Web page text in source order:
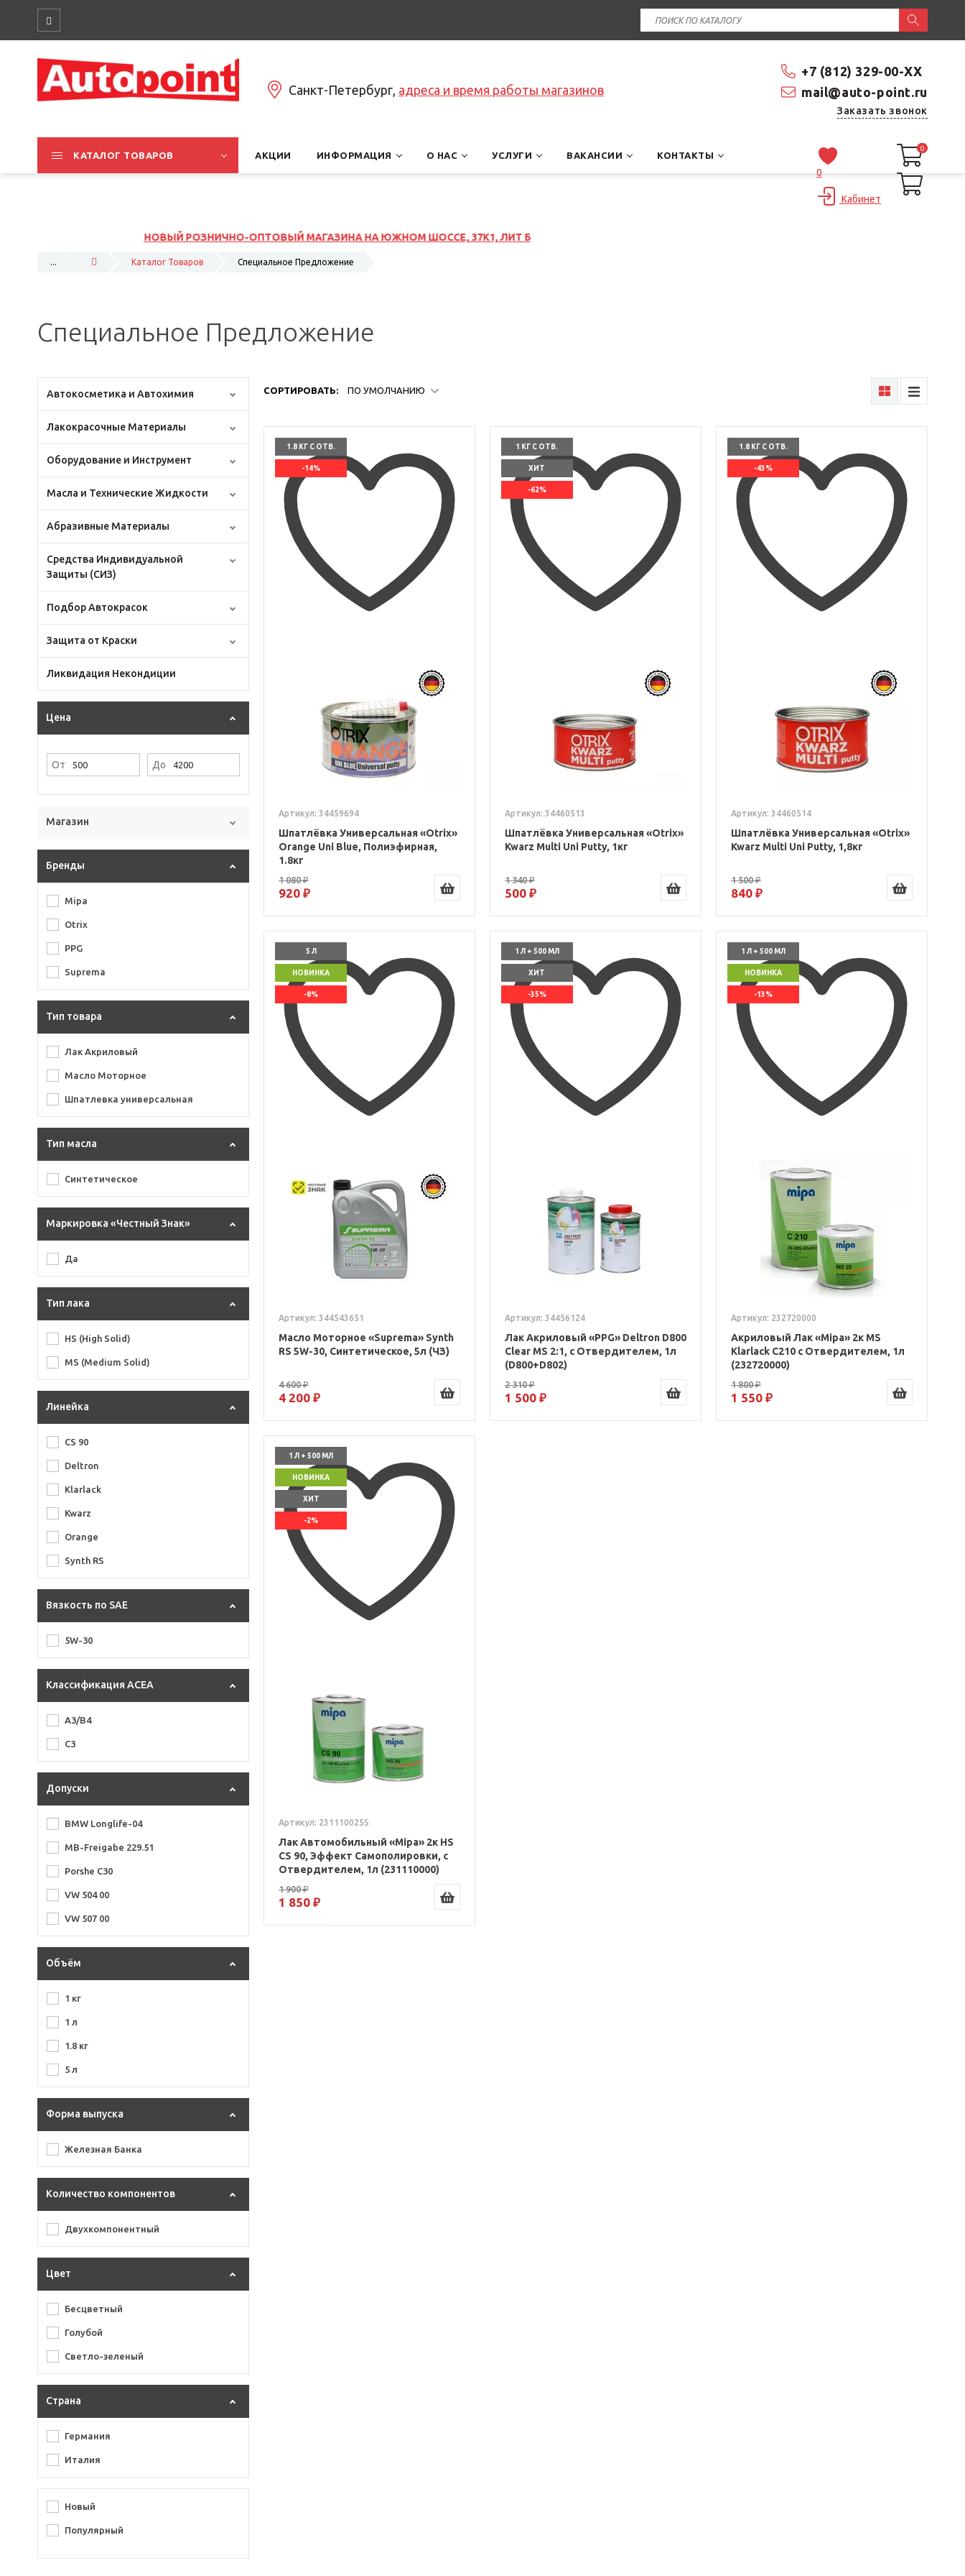
+7 (812) 329-00-XX
mail@auto-point.ru
Заказать звонок
Санкт-Петербург, адреса и время работы магазинов
КАТАЛОГ ТОВАРОВ АКЦИИ ИНФОРМАЦИЯ О НАС УСЛУГИ ВАКАНСИИ КОНТАКТЫ
0
Кабинет
0
0
ОПТОВЫЙ МАГАЗИНА НА ЮЖНОМ ШОССЕ, 37К1, ЛИТ Б
... Каталог Товаров Специальное Предложение
Специальное Предложение
Автокосметика и Автохимия
Лакокрасочные Материалы
Оборудование и Инструмент
Масла и Технические Жидкости
Абразивные Материалы
Средства Индивидуальной
Защиты (СИЗ)
Подбор Автокрасок
Защита от Краски
Ликвидация Некондиции
Цена
От До
Магазин
Бренды
Mipa
Otrix
PPG
Suprema
Тип товара
Лак Акриловый
Масло Моторное
Шпатлевка универсальная
Тип масла
Синтетическое
Маркировка «Честный Знак»
Да
Тип лака
HS (High Solid)
MS (Medium Solid)
Линейка
CS 90
Deltron
Klarlack
Kwarz
Orange
Synth RS
Вязкость по SAE
5W-30
Классификация ACEA
A3/B4
C3
Допуски
BMW Longlife-04
MB-Freigabe 229.51
Porshe C30
VW 504 00
VW 507 00
Объём
1 кг
1 л
1.8 кг
5 л
Форма выпуска
Железная Банка
Количество компонентов
Двухкомпонентный
Цвет
Бесцветный
Голубой
Светло-зеленый
Страна
Германия
Италия
Новый
Популярный
СОРТИРОВАТЬ: ПО УМОЛЧАНИЮ
1.8 КГ С ОТВ.
-14%
Артикул: 34459694
Шпатлёвка Универсальная «Otrix»
Orange Uni Blue, Полиэфирная,
1.8кг
1 080 ₽
920 ₽
1 КГ С ОТВ.
ХИТ
-62%
Артикул: 34460513
Шпатлёвка Универсальная «Otrix»
Kwarz Multi Uni Putty, 1кг
1 340 ₽
500 ₽
1.8 КГ С ОТВ.
-43%
Артикул: 34460514
Шпатлёвка Универсальная «Otrix»
Kwarz Multi Uni Putty, 1,8кг
1 500 ₽
840 ₽
5 Л
НОВИНКА
-8%
Артикул: 344543651
Масло Моторное «Suprema» Synth
RS 5W-30, Синтетическое, 5л (ЧЗ)
4 600 ₽
4 200 ₽
1 Л + 500 МЛ
ХИТ
-35%
Артикул: 34456124
Лак Акриловый «PPG» Deltron D800
Clear MS 2:1, с Отвердителем, 1л
(D800+D802)
2 310 ₽
1 500 ₽
1 Л + 500 МЛ
НОВИНКА
-13%
Артикул: 232720000
Акриловый Лак «Mipa» 2к MS
Klarlack C210 с Отвердителем, 1л
(232720000)
1 800 ₽
1 550 ₽
1 Л + 500 МЛ
НОВИНКА
ХИТ
-2%
Артикул: 231110025S
Лак Автомобильный «Mipa» 2к HS
CS 90, Эффект Самополировки, с
Отвердителем, 1л (231110000)
1 900 ₽
1 850 ₽